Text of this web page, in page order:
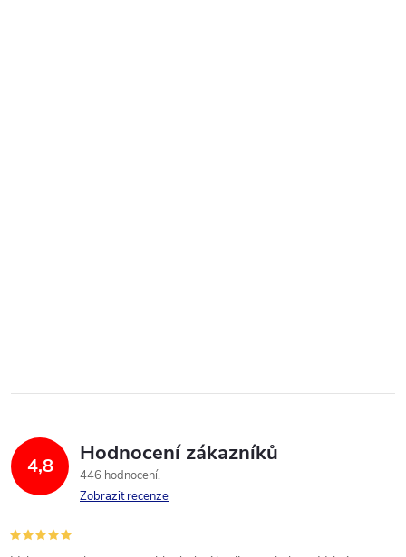
4,8 Hodnocení zákazníků
446 hodnocení
Zobrazit recenze